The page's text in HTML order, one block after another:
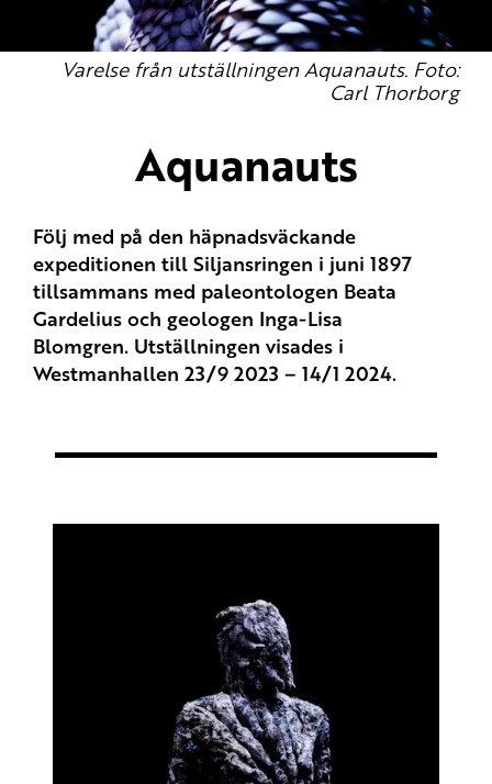
Varelse från utställningen Aquanauts. Foto:
Carl Thorborg
Aquanauts
Följ med på den häpnadsväckande
expeditionen till Siljansringen i juni 1897
tillsammans med paleontologen Beata
Gardelius och geologen Inga-Lisa
Blomgren. Utställningen visades i
Westmanhallen 23/9 2023 – 14/1 2024.